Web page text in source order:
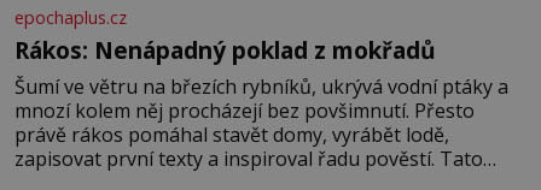
epochaplus.cz
Rákos: Nenápadný poklad z mokřadů
Šumí ve větru na březích rybníků, ukrývá vodní ptáky a
mnozí kolem něj procházejí bez povšimnutí. Přesto
právě rákos pomáhal stavět domy, vyrábět lodě,
zapisovat první texty a inspiroval řadu pověstí. Tato